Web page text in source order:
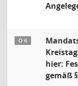
Ö 6
hier:
gemäß